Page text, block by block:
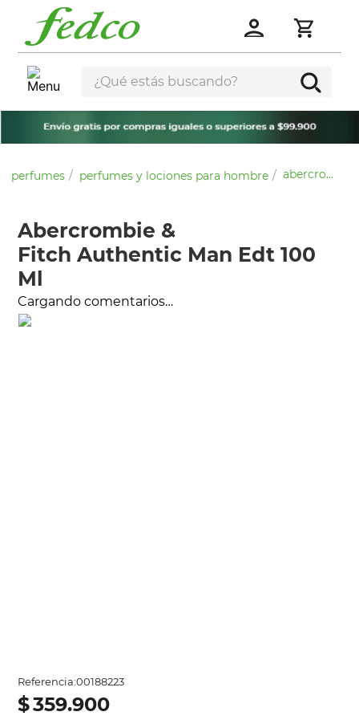
¿Qué estás buscando?
perfumes perfumes y lociones para hombre abercrombie & fitch authentic man edt 100 ml
Abercrombie &
Fitch Authentic Man Edt 100
Ml
Cargando comentarios…
Referencia:00188223
$359.900